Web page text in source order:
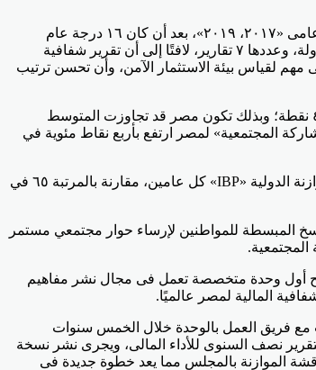
أكد الدكتور محمد معيط وزير المالية، أن مصر تقدمت ٢٧ نقطة مئوية، فى المؤشر العالمى لشفافية الموازنة، بشكل تراكمى، خلال الدورتين السابقتين فى عامى «٢٠١٧، ٢٠١٩»، بعد أن كان ١٦ درجة عام
٢٠١٥؛ بما يُترجم جهود الوزارة فى إتاحة أكبر قدر من المعلومات المبسطة للمواطنين، وشمولية التقارير التى يتم نشرها حول دورة إعداد الموازنة العامة للدولة، وعددها ٧ تقارير، لافتًا إلى أن تقرير شفافية
لقياس بيئة الاستثمار الآمن، وأن تحسن ترتيب
أضاف الوزير أن مصر واصلت بخطى ثابتة التحسن فى المؤشر العالمي لشفافية الموازنة، ليصل إلى ٤٣ نقطة مئوية، ويقترب من المتوسط العالمي البالغ ٤٥ نقطة؛ وبذلك تكون مصر قد تجاوزت المتوسط
أن مؤشر «المشاركة المجتمعية» لمصر ارتفع بأربع نقاط مئوية في
أشار إلى أن مصر ارتفعت ٤ درجات في الترتيب العالمى لمؤشر شفافية الموازنة لتصل إلى ٦١ من بين ١١٧ شملها التقرير الذي تصدره مؤسسة شراكة الموازنة الدولية «IBP» كل عامين، مقارنة بالمرتبة ٦٥ في
المبسطة للمواطنين لإرساء حوار مجتمعي مستمر
المجتمعية.
لتصبح أول وحدة متخصصة تعمل فى مجال نشر مفاهيم
المالية لمصر عالميًا.
مع فريق العمل بالوحدة خلال الخمس سنوات
نصف السنوى للأداء المالى، ويجرى نشر نسخة
الموازنة بالمجلس مما يعد خطوة جديدة فى